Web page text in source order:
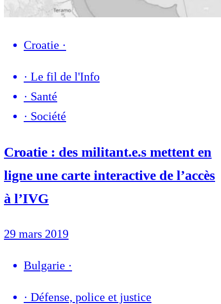
Croatie ·
· Le fil de l'Info
· Santé
· Société
Croatie : des militant.e.s mettent en
ligne une carte interactive de l’accès
à l’IVG
29 mars 2019
Bulgarie ·
· Défense, police et justice